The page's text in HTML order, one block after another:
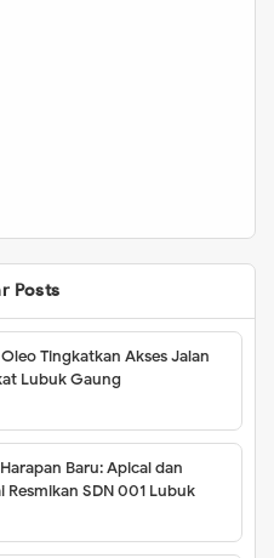
Posts
Tingkatkan Akses Jalan
Lubuk Gaung
Baru: Apical dan
Resmikan SDN 001 Lubuk